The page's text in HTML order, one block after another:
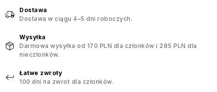
Dostawa
Dostawa w ciągu 4–5 dni roboczych.
Wysyłka
Darmowa wysyłka od 170 PLN dla członków i 285 PLN dla
nieczłonków.
Łatwe zwroty
100 dni na zwrot dla członków.